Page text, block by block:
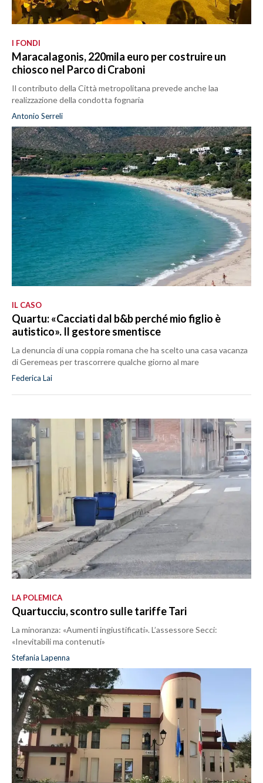
I FONDI
Maracalagonis, 220mila euro per costruire un
chiosco nel Parco di Craboni
Il contributo della Città metropolitana prevede anche laa
realizzazione della condotta fognaria
Antonio Serreli
IL CASO
Quartu: «Cacciati dal b&b perché mio figlio è
autistico». Il gestore smentisce
La denuncia di una coppia romana che ha scelto una casa vacanza
di Geremeas per trascorrere qualche giorno al mare
Federica Lai
LA POLEMICA
Quartucciu, scontro sulle tariffe Tari
La minoranza: «Aumenti ingiustificati». L’assessore Secci:
«Inevitabili ma contenuti»
Stefania Lapenna